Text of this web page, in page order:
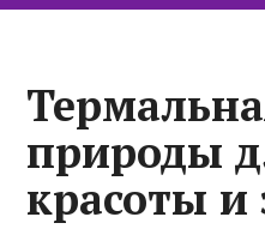
природы
красоты и